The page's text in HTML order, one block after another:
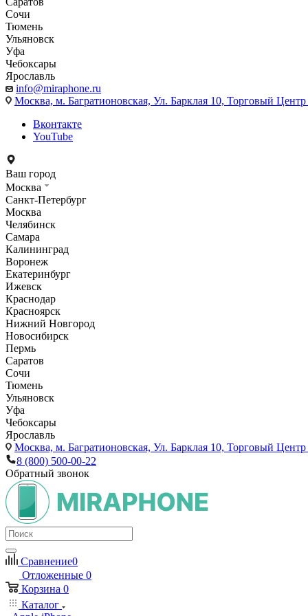
Сочи
Тюмень
Ульяновск
Уфа
Чебоксары
Ярославль
info@miraphone.ru
Москва, м. Багратионовская, Ул. Барклая 10, Торговый
Вконтакте
YouTube
Ваш город
Москва
Санкт-Петербург
Москва
Челябинск
Самара
Калининград
Воронеж
Екатеринбург
Ижевск
Краснодар
Красноярск
Нижний Новгород
Новосибирск
Пермь
Саратов
Сочи
Тюмень
Ульяновск
Уфа
Чебоксары
Ярославль
Москва, м. Багратионовская, Ул. Барклая 10, Торговый
8 (800) 500-00-22
Обратный звонок
Сравнение0
Отложенные 0
Корзина 0
Каталог